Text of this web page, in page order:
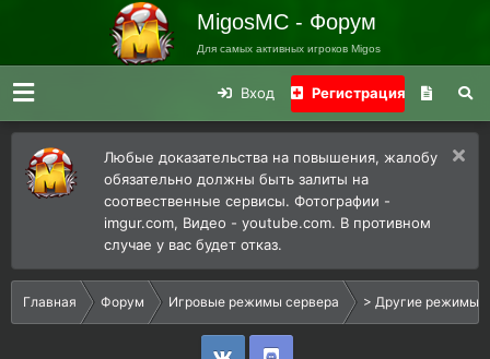
MigosMC - Форум
Для самых активных игроков Migos
Вход Регистрация
Любые доказательства на повышения, жалобу
обязательно должны быть залиты на
соотвественные сервисы. Фотографии -
imgur.com, Видео - youtube.com. В противном
случае у вас будет отказ.
Главная Форум Игровые режимы сервера > Другие режимы